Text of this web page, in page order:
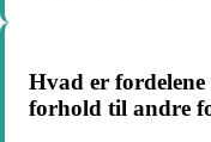
Hvad er
forhold til andre